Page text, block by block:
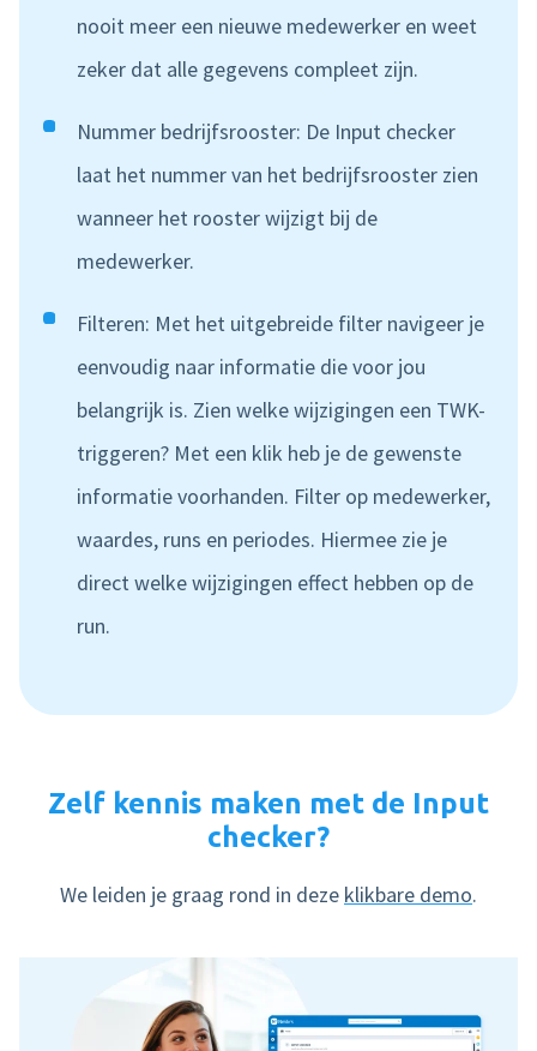
nooit meer een nieuwe medewerker en weet
zeker dat alle gegevens compleet zijn.
Nummer bedrijfsrooster: De Input checker
laat het nummer van het bedrijfsrooster zien
wanneer het rooster wijzigt bij de
medewerker.
Filteren: Met het uitgebreide filter navigeer je
eenvoudig naar informatie die voor jou
belangrijk is. Zien welke wijzigingen een TWK-
triggeren? Met een klik heb je de gewenste
informatie voorhanden. Filter op medewerker,
waardes, runs en periodes. Hiermee zie je
direct welke wijzigingen effect hebben op de
run.
Zelf kennis maken met de Input
checker?
We leiden je graag rond in deze klikbare demo.